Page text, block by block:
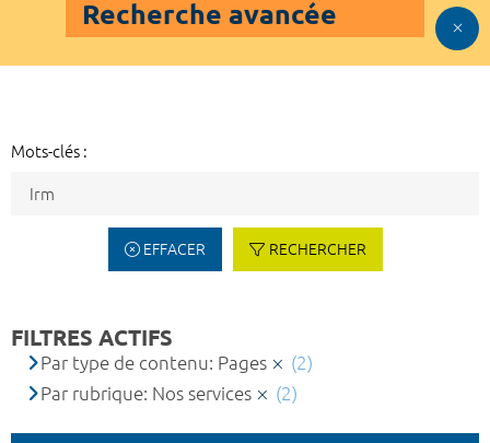
Recherche avancée
Mots-clés :
EFFACER RECHERCHER
FILTRES ACTIFS
Par type de contenu: Pages
(2)
Par rubrique: Nos services
(2)